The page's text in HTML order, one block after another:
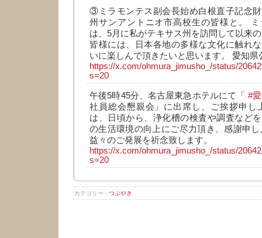
③ミラモンテス副会長始め白根直子記念
州サンアントニオ市高校生の皆様と。
は、5月に私がテキサス州を訪問して以来
皆様には、日本各地の多様な文化に触れ
いに楽しんで頂きたいと思います。 愛知県
https://x.com/ohmura_jimusho_/status/
s=20
午後5時45分、名古屋東急ホテルにて「 #
社員総会懇親会」に出席し、ご挨拶申し
は、日頃から、浄化槽の検査や調査など
の生活環境の向上にご尽力頂き、感謝申
益々のご発展を祈念致します。
https://x.com/ohmura_jimusho_/status/
s=20
カテゴリー : つぶやき